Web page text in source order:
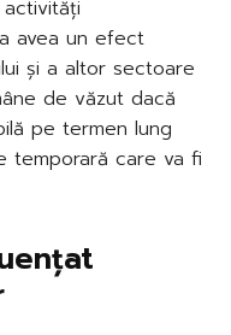
avea un efect
și a altor sectoare
de văzut dacă
pe termen lung
temporară care va fi